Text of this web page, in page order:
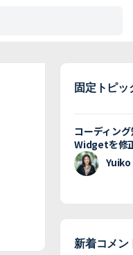
固定トピッ
コーディン
Widgetを修
Yuiko
新着コメン